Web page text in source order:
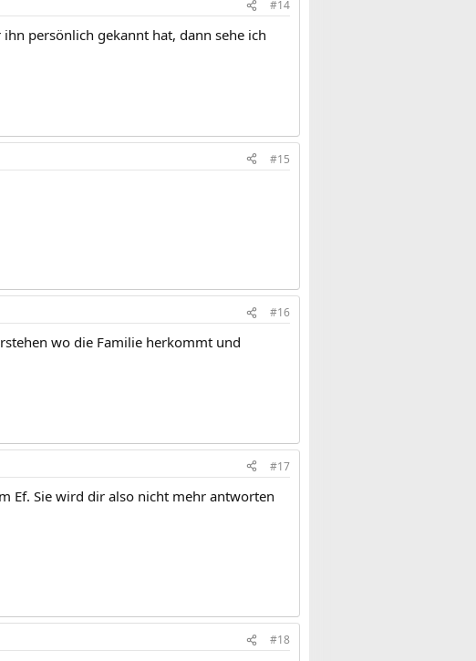
#14
persönlich gekannt hat, dann sehe ich
#15
#16
wo die Familie herkommt und
#17
Ef. Sie wird dir also nicht mehr antworten
#18